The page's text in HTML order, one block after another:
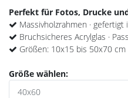
Perfekt für Fotos, Drucke
Massivholzrahmen · gefertigt
Bruchsicheres Acrylglas ·
Größen: 10x15 bis 50x70
Größe wählen: